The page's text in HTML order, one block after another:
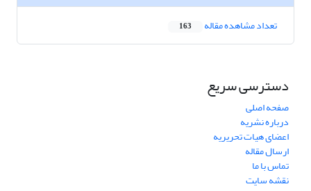
تعداد مشاهده مقاله 163
دسترسی سریع
صفحه اصلی
درباره نشریه
اعضای هیات تحریریه
ارسال مقاله
تماس با ما
نقشه سایت